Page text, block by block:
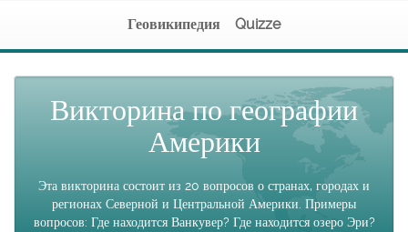
Геовикипедия Quizze
Викторина по географии
Америки
Эта викторина состоит из 20 вопросов о странах, городах и
регионах Северной и Центральной Америки. Примеры
вопросов: Где находится Ванкувер? Где находится озеро Эри?